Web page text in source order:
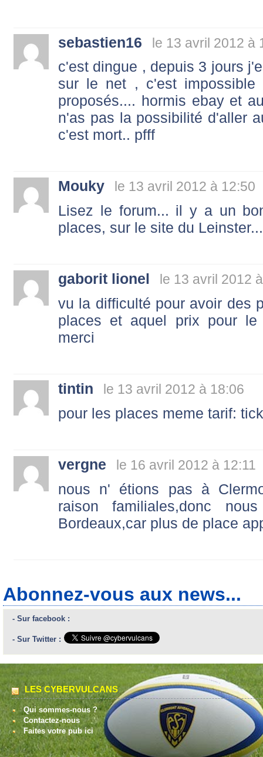
sebastien16 le 13 avril 2012 à
c'est dingue , depuis 3 jours
sur le net , c'est
proposés.... hormis ebay et
n'as pas la possibilité d'aller
c'est mort.. pfff
Mouky le 13 avril 2012 à 12:50
Lisez le forum... il y a un
places, sur le site du Leinster...
gaborit lionel le 13 avril 2012
vu la difficulté pour avoir des
places et aquel prix pour le
merci
tintin le 13 avril 2012 à 18:06
pour les places meme tarif:
vergne le 16 avril 2012 à 12:11
nous n' étions pas à
raison familiales,donc
Bordeaux,car plus de place
Abonnez-vous aux news...
- Sur facebook :
- Sur Twitter :
LES CYBERVULCANS
Qui sommes-nous ?
Contactez-nous
Faites votre pub ici